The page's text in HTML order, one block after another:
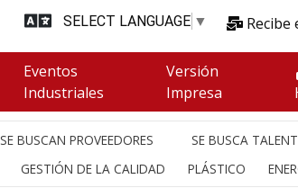
SELECT LANGUAGE ▼
Eventos
Industriales
Versión
Impresa
SE BUSCAN PROVEEDORES SE BUSCA
GESTIÓN DE LA CALIDAD PLÁSTICO